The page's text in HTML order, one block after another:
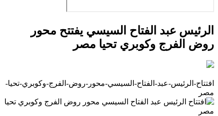
الرئيس عبد الفتاح السيسي يفتتح محور
روض الفرج وكوبري تحيا مصر
افتتاح-الرئيس-عبد-الفتاح-السيسي-محور-روض-الفرج-وكوبري-تحيا-
مصر